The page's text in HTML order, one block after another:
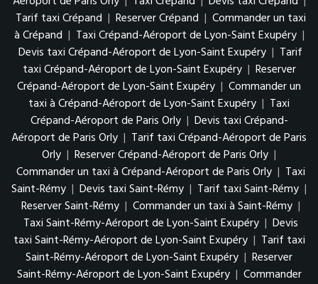
Tarif taxi Crépand | Reserver Crépand | Commander un taxi
à Crépand | Taxi Crépand-Aéroport de Lyon-Saint Exupéry |
Devis taxi Crépand-Aéroport de Lyon-Saint Exupéry | Tarif
taxi Crépand-Aéroport de Lyon-Saint Exupéry | Reserver
Crépand-Aéroport de Lyon-Saint Exupéry | Commander un
taxi à Crépand-Aéroport de Lyon-Saint Exupéry | Taxi
Crépand-Aéroport de Paris Orly | Devis taxi Crépand-
Aéroport de Paris Orly | Tarif taxi Crépand-Aéroport de Paris
Orly | Reserver Crépand-Aéroport de Paris Orly |
Commander un taxi à Crépand-Aéroport de Paris Orly | Taxi
Saint-Rémy | Devis taxi Saint-Rémy | Tarif taxi Saint-Rémy |
Reserver Saint-Rémy | Commander un taxi à Saint-Rémy |
Taxi Saint-Rémy-Aéroport de Lyon-Saint Exupéry | Devis
taxi Saint-Rémy-Aéroport de Lyon-Saint Exupéry | Tarif taxi
Saint-Rémy-Aéroport de Lyon-Saint Exupéry | Reserver
Saint-Rémy-Aéroport de Lyon-Saint Exupéry | Commander